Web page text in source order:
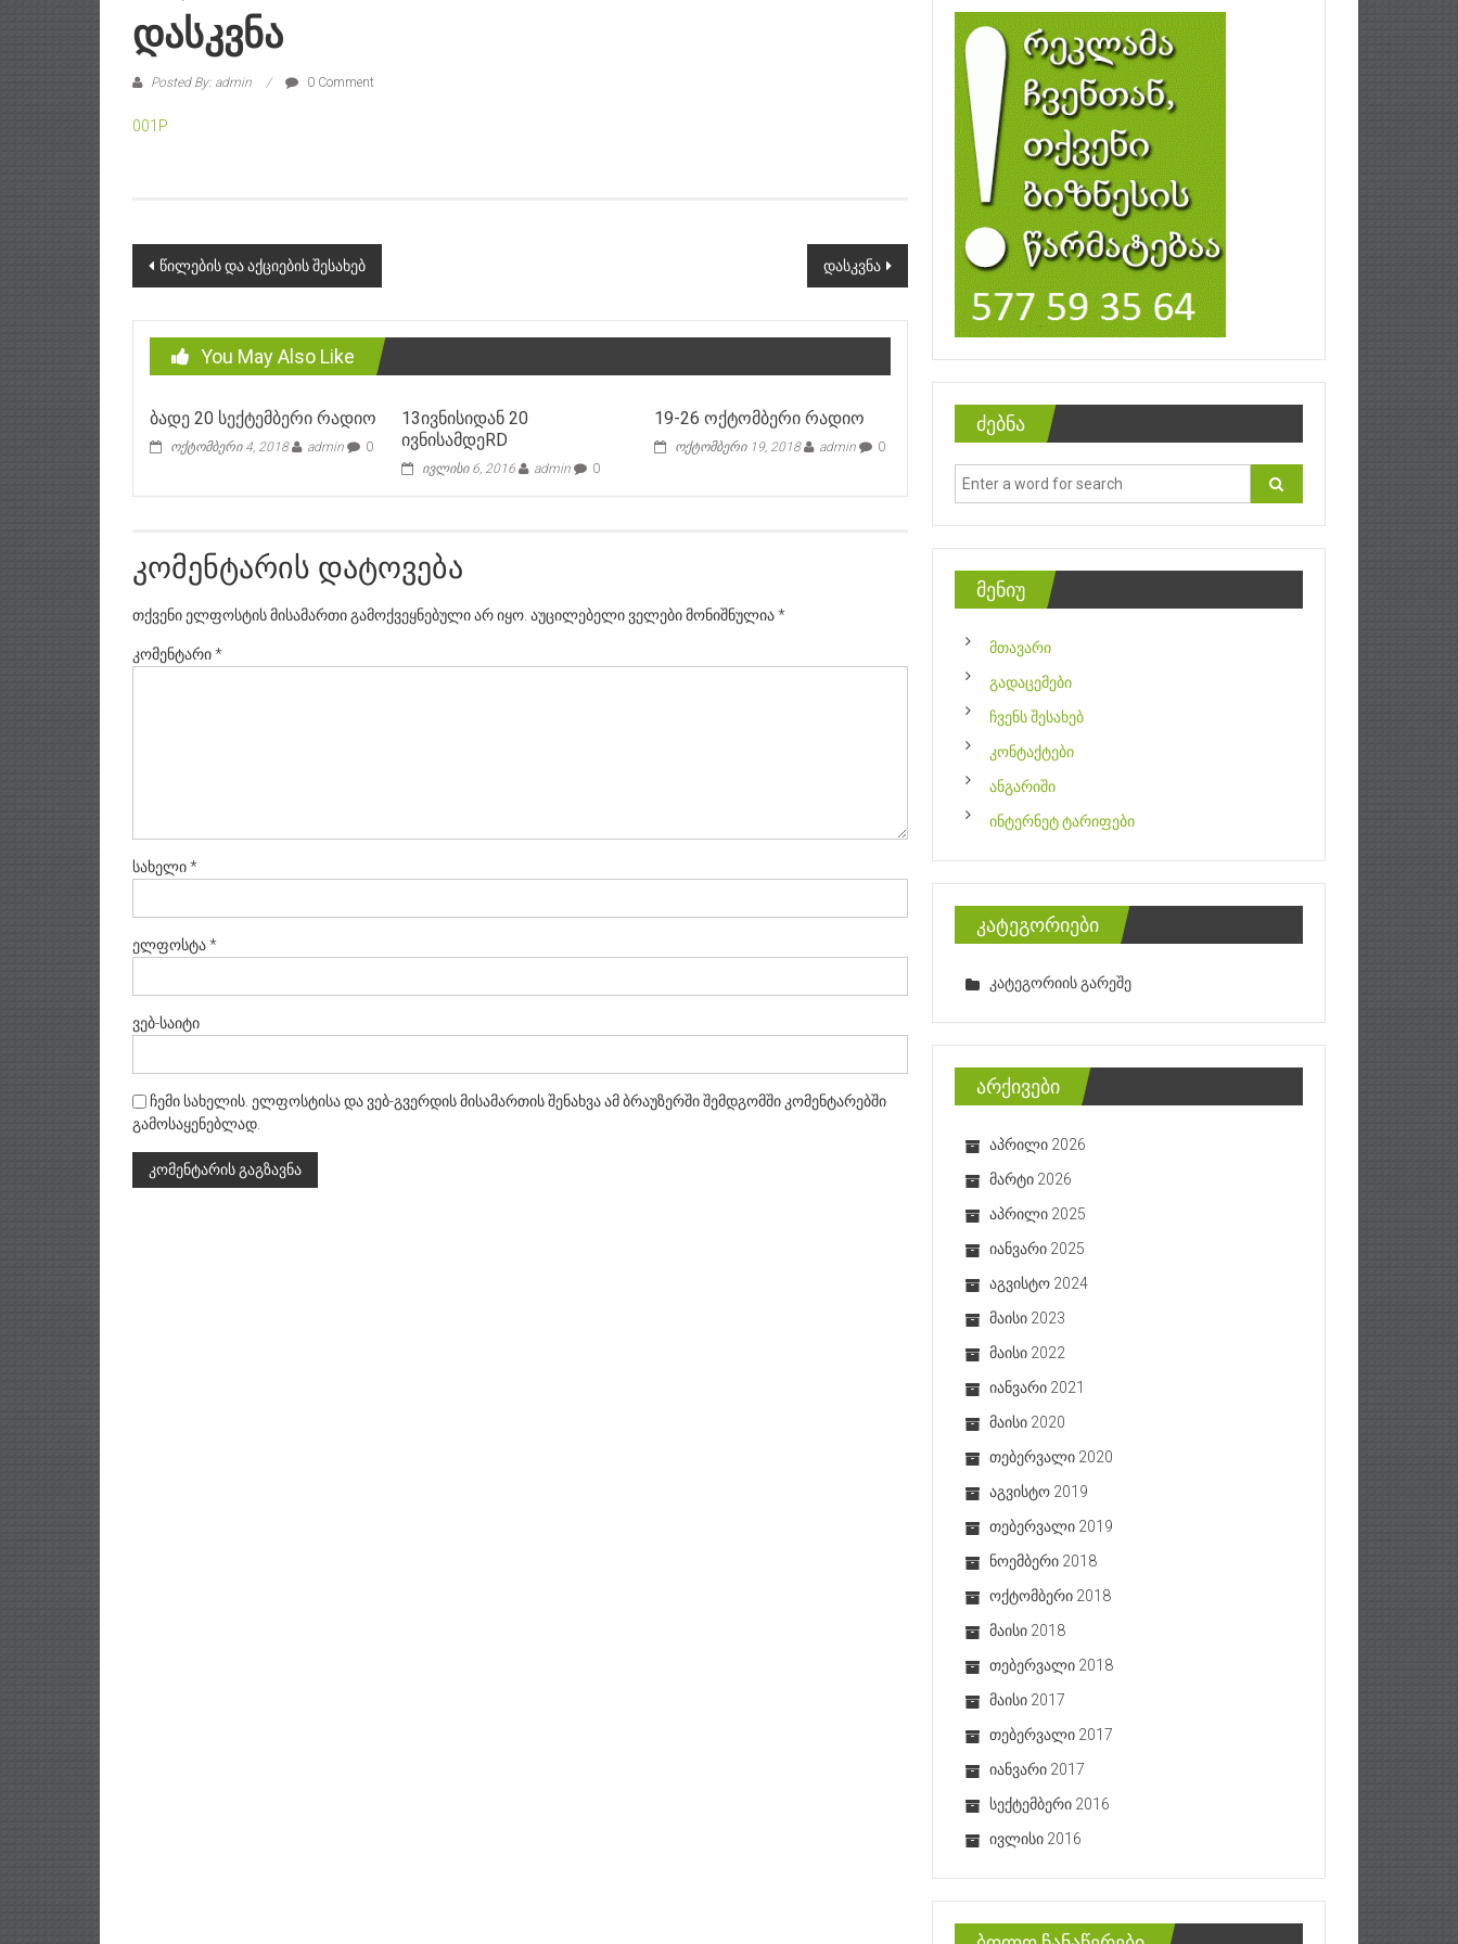
Დასკვნა
Posted By: admin 0 Comment
001P
Post
წილების და აქციების შესახებ დასკვნა
You May Also Like
ბადე 20 სექტემბერი რადიო
ოქტომბერი 4, 2018 admin 0
13ივნისიდან 20
ივნისამდეRD
ივლისი 6, 2016 admin 0
19-26 ოქტომბერი რადიო
ოქტომბერი 19, 2018 admin 0
კომენტარის დატოვება
თქვენი ელფოსტის მისამართი გამოქვეყნებული არ იყო. აუცილებელი ველები მონიშნულია*
კომენტარი*
სახელი*
ელფოსტა*
ვებ-საიტი
ჩემი სახელის. ელფოსტისა და ვებ-გვერდის მისამართის შენახვა ამ ბრაუზერში შემდგომში კომენტარებში
გამოსაყენებლად.
ძებნა
მენიუ
მთავარი
გადაცემები
ჩვენს შესახებ
კონტაქტები
ანგარიში
ინტერნეტ ტარიფები
კატეგორიები
კატეგორიის გარეშე
არქივები
აპრილი 2026
მარტი 2026
აპრილი 2025
იანვარი 2025
აგვისტო 2024
მაისი 2023
მაისი 2022
იანვარი 2021
მაისი 2020
თებერვალი 2020
აგვისტო 2019
თებერვალი 2019
ნოემბერი 2018
ოქტომბერი 2018
მაისი 2018
თებერვალი 2018
მაისი 2017
თებერვალი 2017
იანვარი 2017
სექტემბერი 2016
ივლისი 2016